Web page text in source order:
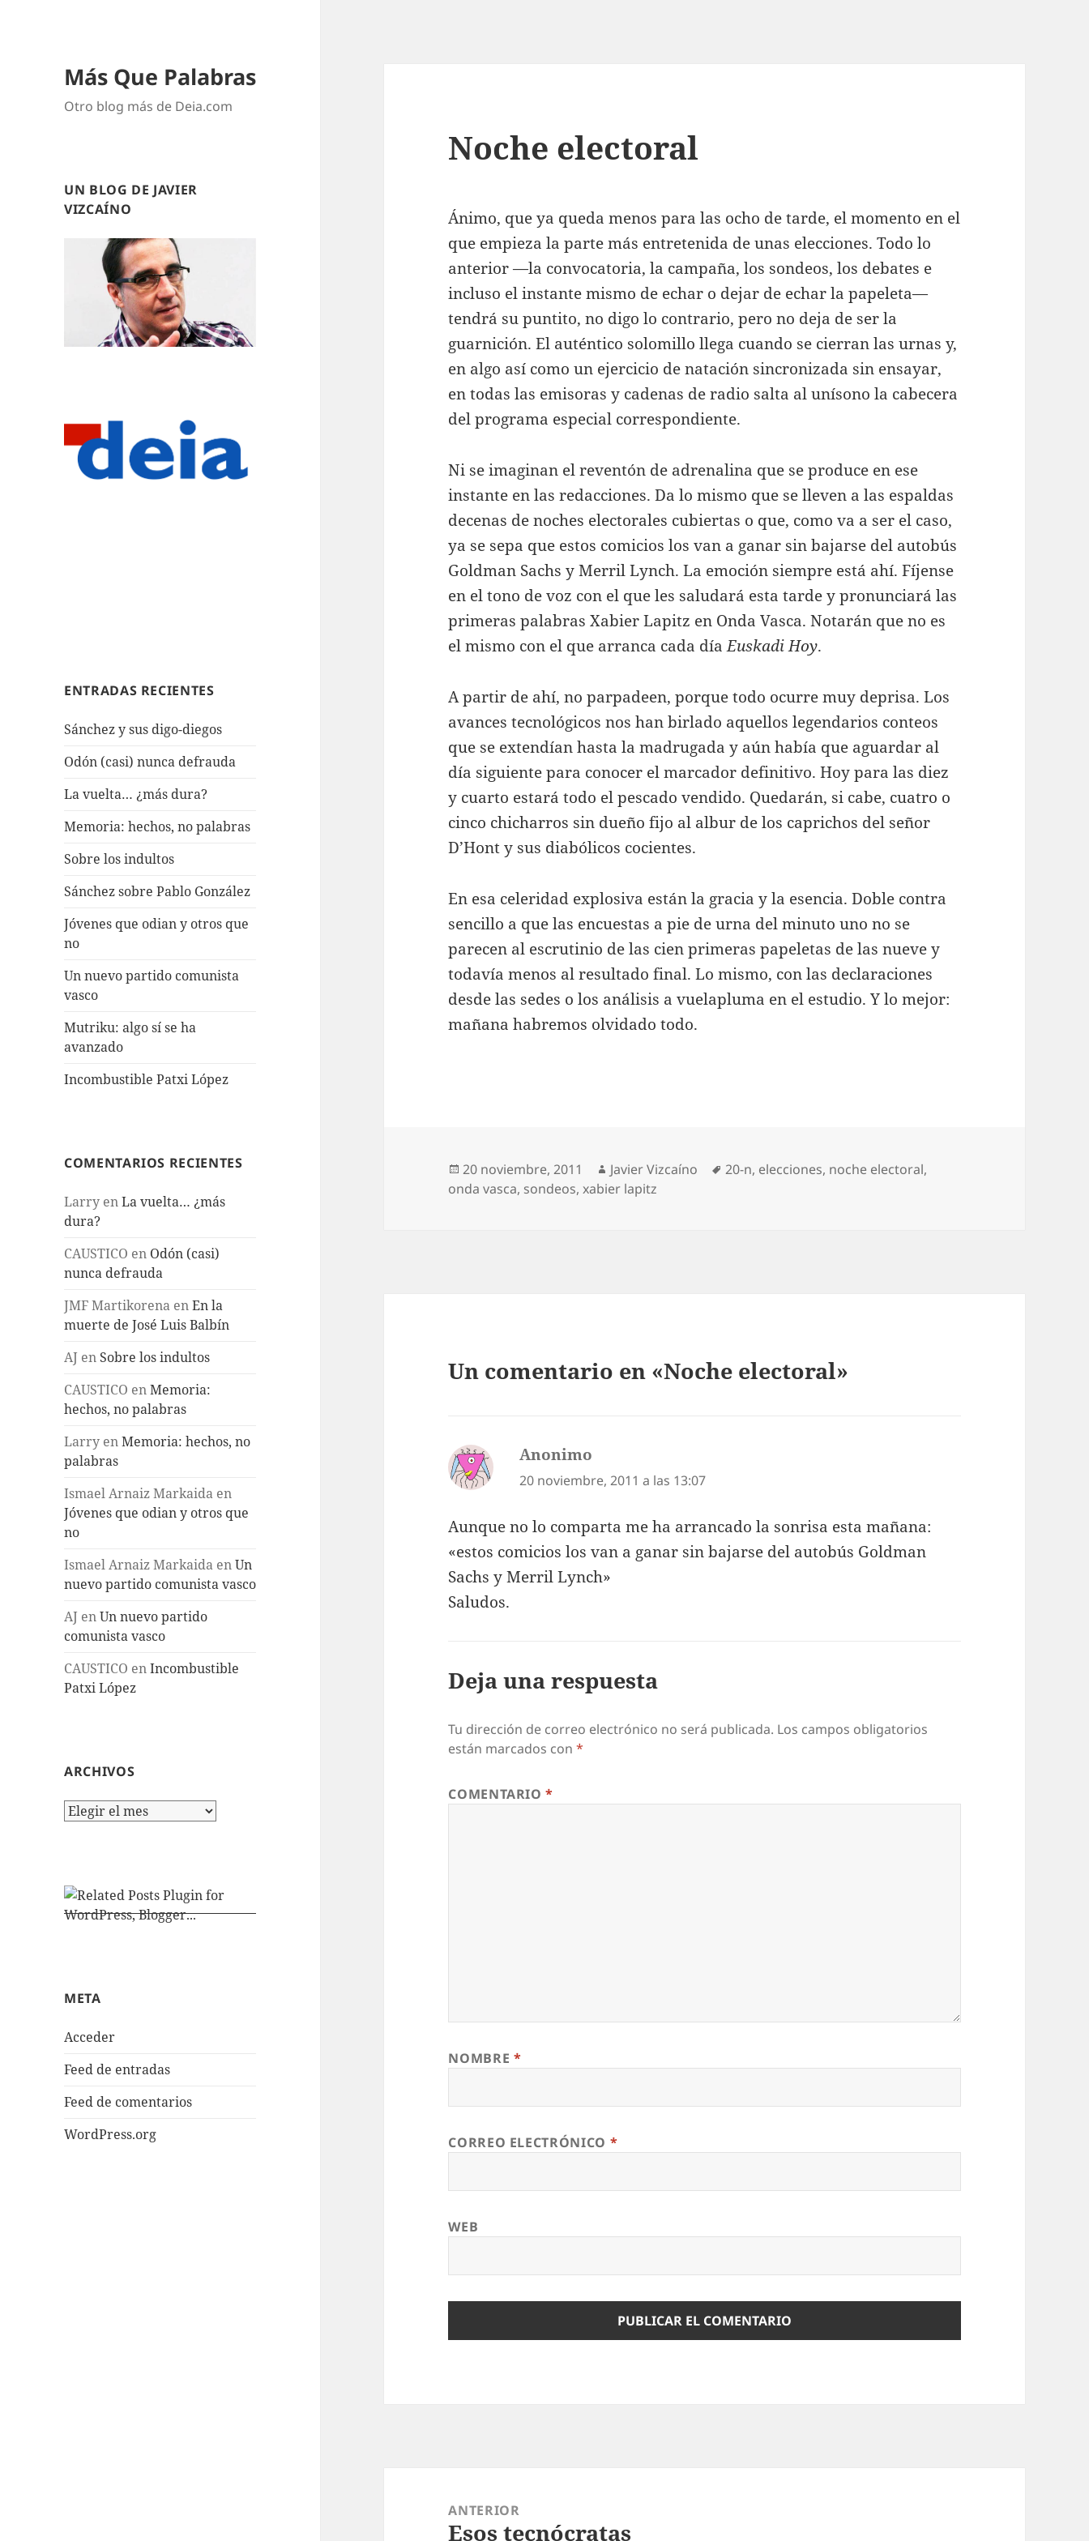
Más Que Palabras
Otro blog más de Deia.com
UN BLOG DE JAVIER
VIZCAÍNO
ENTRADAS RECIENTES
Sánchez y sus digo-diegos
Odón (casi) nunca defrauda
La vuelta… ¿más dura?
Memoria: hechos, no palabras
Sobre los indultos
Sánchez sobre Pablo González
Jóvenes que odian y otros que
no
Un nuevo partido comunista
vasco
Mutriku: algo sí se ha
avanzado
Incombustible Patxi López
COMENTARIOS RECIENTES
Larry enLa vuelta… ¿más
dura?
CAUSTICO en Odón (casi)
nunca defrauda
JMF Martikorena enEn la
muerte de José Luis Balbín
AJ en Sobre los indultos
CAUSTICO enMemoria:
hechos, no palabras
Larry enMemoria: hechos, no
palabras
Ismael Arnaiz Markaida en
Jóvenes que odian y otros que
no
Ismael Arnaiz Markaida enUn
nuevo partido comunista vasco
AJ enUn nuevo partido
comunista vasco
CAUSTICO enIncombustible
Patxi López
ARCHIVOS
Archivos
META
Acceder
Feed de entradas
Feed de comentarios
WordPress.org
Noche electoral
Ánimo, que ya queda menos para las ocho de tarde, el momento en el
que empieza la parte más entretenida de unas elecciones. Todo lo
anterior —la convocatoria, la campaña, los sondeos, los debates e
incluso el instante mismo de echar o dejar de echar la papeleta—
tendrá su puntito, no digo lo contrario, pero no deja de ser la
guarnición. El auténtico solomillo llega cuando se cierran las urnas y,
en algo así como un ejercicio de natación sincronizada sin ensayar,
en todas las emisoras y cadenas de radio salta al unísono la cabecera
del programa especial correspondiente.
Ni se imaginan el reventón de adrenalina que se produce en ese
instante en las redacciones. Da lo mismo que se lleven a las espaldas
decenas de noches electorales cubiertas o que, como va a ser el caso,
ya se sepa que estos comicios los van a ganar sin bajarse del autobús
Goldman Sachs y Merril Lynch. La emoción siempre está ahí. Fíjense
en el tono de voz con el que les saludará esta tarde y pronunciará las
primeras palabras Xabier Lapitz en Onda Vasca. Notarán que no es
el mismo con el que arranca cada díaEuskadi Hoy.
A partir de ahí, no parpadeen, porque todo ocurre muy deprisa. Los
avances tecnológicos nos han birlado aquellos legendarios conteos
que se extendían hasta la madrugada y aún había que aguardar al
día siguiente para conocer el marcador definitivo. Hoy para las diez
y cuarto estará todo el pescado vendido. Quedarán, si cabe, cuatro o
cinco chicharros sin dueño fijo al albur de los caprichos del señor
D’Hont y sus diabólicos cocientes.
En esa celeridad explosiva están la gracia y la esencia. Doble contra
sencillo a que las encuestas a pie de urna del minuto uno no se
parecen al escrutinio de las cien primeras papeletas de las nueve y
todavía menos al resultado final. Lo mismo, con las declaraciones
desde las sedes o los análisis a vuelapluma en el estudio. Y lo mejor:
mañana habremos olvidado todo.
Publicado
el
20 noviembre, 2011 Autor
Javier Vizcaíno Etiquetas
20-n, elecciones, noche electoral,
onda vasca, sondeos,xabier lapitz
Un comentario en «Noche electoral»
Anonimo
20 noviembre, 2011 a las 13:07
Aunque no lo comparta me ha arrancado la sonrisa esta mañana:
«estos comicios los van a ganar sin bajarse del autobús Goldman
Sachs y Merril Lynch»
Saludos.
Deja una respuesta
Tu dirección de correo electrónico no será publicada. Los campos obligatorios
están marcados con*
COMENTARIO*
NOMBRE *
CORREO ELECTRÓNICO *
WEB
entradas
ANTERIOR
Entrada
Esos tecnócratas